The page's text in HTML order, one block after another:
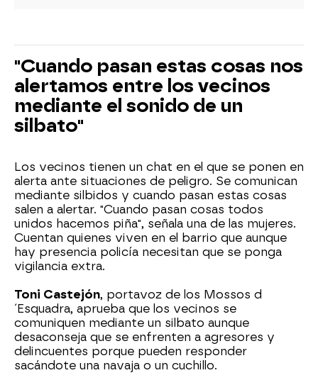
"Cuando pasan estas cosas nos
alertamos entre los vecinos
mediante el sonido de un
silbato"
Los vecinos tienen un chat en el que se ponen en
alerta ante situaciones de peligro. Se comunican
mediante silbidos y cuando pasan estas cosas
salen a alertar. "Cuando pasan cosas todos
unidos hacemos piña", señala una de las mujeres.
Cuentan quienes viven en el barrio que aunque
hay presencia policía necesitan que se ponga
vigilancia extra.
Toni Castejón, portavoz de los Mossos d
´Esquadra, aprueba que los vecinos se
comuniquen mediante un silbato aunque
desaconseja que se enfrenten a agresores y
delincuentes porque pueden responder
sacándote una navaja o un cuchillo.